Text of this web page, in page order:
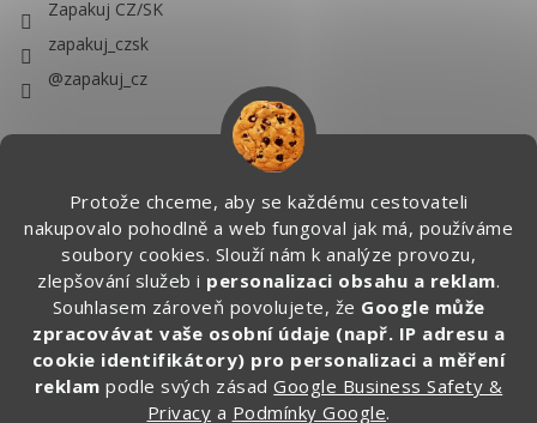
Protože chceme, aby se každému cestovateli
nakupovalo pohodlně a web fungoval jak má, používáme
soubory cookies. Slouží nám k analýze provozu,
zlepšování služeb i personalizaci obsahu a reklam.
Souhlasem zároveň povolujete, že Google může
zpracovávat vaše osobní údaje (např. IP adresu a
cookie identifikátory) pro personalizaci a měření
reklam podle svých zásadGoogle Business Safety &
Privacy a Podmínky Google.
Zapakuj CZ/SK
zapakuj_czsk
@zapakuj_cz